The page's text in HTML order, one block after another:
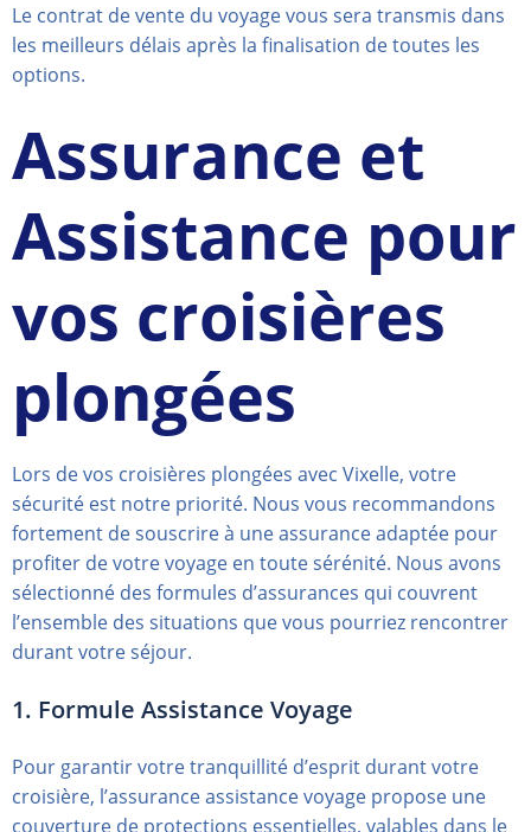
Le contrat de vente du voyage vous sera transmis dans
les meilleurs délais après la finalisation de toutes les
options.
Assurance et
Assistance pour
vos croisières
plongées
Lors de vos croisières plongées avec Vixelle, votre
sécurité est notre priorité. Nous vous recommandons
fortement de souscrire à une assurance adaptée pour
profiter de votre voyage en toute sérénité. Nous avons
sélectionné des formules d’assurances qui couvrent
l’ensemble des situations que vous pourriez rencontrer
durant votre séjour.
1. Formule Assistance Voyage
Pour garantir votre tranquillité d’esprit durant votre
croisière, l’assurance assistance voyage propose une
couverture de protections essentielles, valables dans le